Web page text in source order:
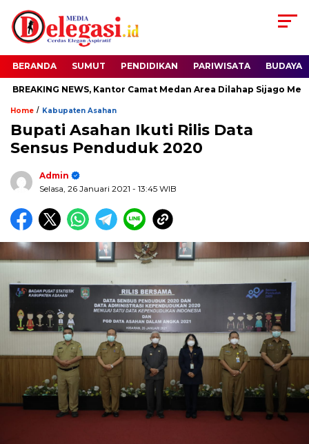
BERANDA SUMUT PENDIDIKAN PARIWISATA BUDAYA
NEWS, Kantor Camat Medan Area Dilahap Sijago Merah
Home / Kabupaten Asahan
Bupati Asahan Ikuti Rilis Data
Sensus Penduduk 2020
Admin
Selasa, 26 Januari 2021 - 13:45 WIB